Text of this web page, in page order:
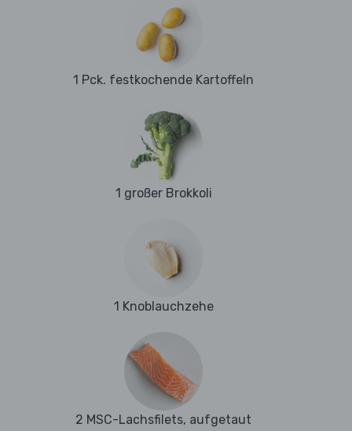
1 Pck. festkochende Kartoffeln
1 großer Brokkoli
1 Knoblauchzehe
2 MSC-Lachsfilets, aufgetaut